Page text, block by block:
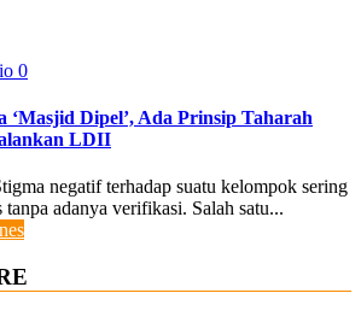
0
‘Masjid Dipel’, Ada Prinsip Taharah
LDII
negatif terhadap suatu kelompok sering
tanpa adanya verifikasi. Salah satu...